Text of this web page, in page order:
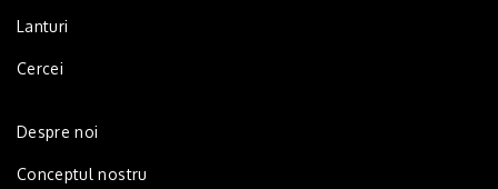
Lanturi
Cercei
Despre noi
Conceptul nostru